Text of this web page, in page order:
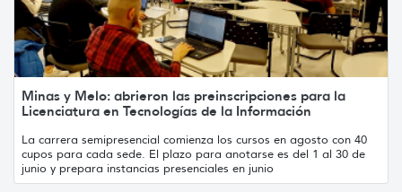
Minas y Melo: abrieron las preinscripciones para la
Licenciatura en Tecnologías de la Información
La carrera semipresencial comienza los cursos en agosto con 40
cupos para cada sede. El plazo para anotarse es del 1 al 30 de
junio y prepara instancias presenciales en junio